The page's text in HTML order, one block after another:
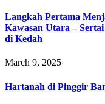
Langkah Pertama
Kawasan Utara –
di Kedah
March 9, 2025
Hartanah di Pinggir